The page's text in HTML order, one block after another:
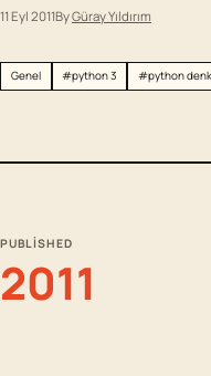
11 Eyl 2011ByGüray Yıldırım
Genel #python 3 #python
PUBLISHED
2011